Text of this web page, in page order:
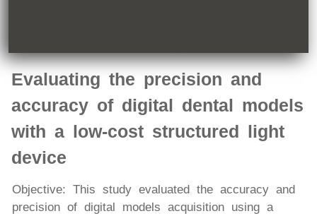
Evaluating the precision and
accuracy of digital dental models
with a low-cost structured light
device
Objective: This study evaluated the accuracy and
precision of digital models acquisition using a